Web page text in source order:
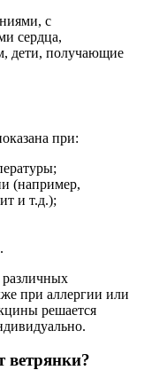
с
сердца,
дети, получающие
при:
(например,
и т.д.);
при аллергии или
решается
ветрянки?